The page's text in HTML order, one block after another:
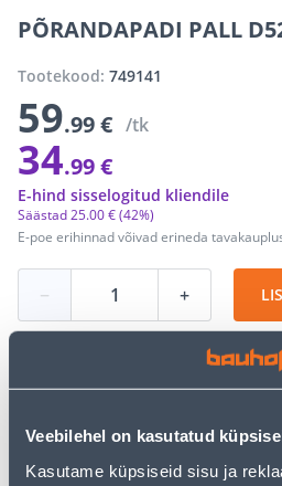
Veebilehel on kasutatud
Kasutame küpsiseid sisu ja
PÕRANDAPADI PALL
Tootekood: 749141
59.99 € /tk
34.99 €
E-poe erihinnad võivad erineda
Säästad25.00 €(42%)
E-hind sisselogitud kliendile
− +